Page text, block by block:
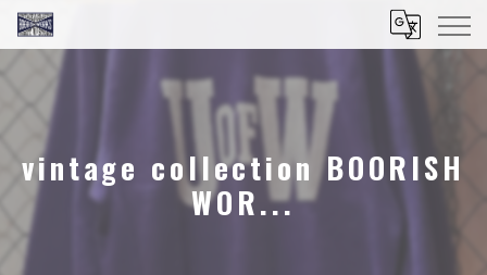
vintage collection BOORISH
WOR...